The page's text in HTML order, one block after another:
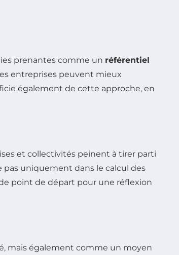
prenantes comme un référentiel
entreprises peuvent mieux
également de cette approche, en
et collectivités peinent à tirer parti
pas uniquement dans le calcul des
point de départ pour une réflexion
mais également comme un moyen